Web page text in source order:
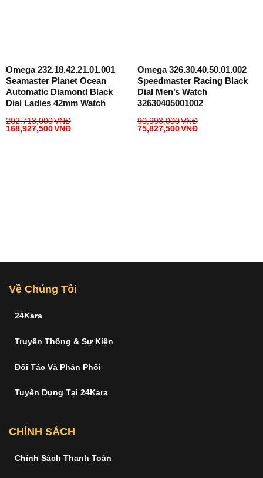
Omega 232.18.42.21.01.001
Seamaster Planet Ocean
Automatic Diamond Black
Dial Ladies 42mm Watch
202,713,000VNĐ
168,927,500VNĐ
Omega 326.30.40.50.01.002
Speedmaster Racing Black
Dial Men’s Watch
32630405001002
90,993,000VNĐ
75,827,500VNĐ
Về Chúng Tôi
24Kara
Truyền Thông & Sự Kiện
Đối Tác Và Phân Phối
Tuyển Dụng Tại 24Kara
CHÍNH SÁCH
Chính Sách Thanh Toán